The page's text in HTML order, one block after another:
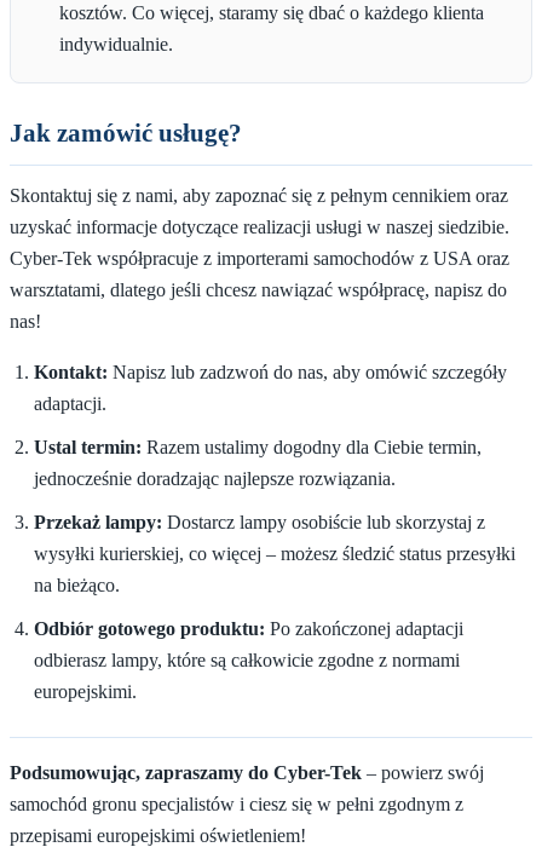
kosztów. Co więcej, staramy się dbać o każdego klienta
indywidualnie.
Jak zamówić usługę?
Skontaktuj się z nami, aby zapoznać się z pełnym cennikiem oraz
uzyskać informacje dotyczące realizacji usługi w naszej siedzibie.
Cyber-Tek współpracuje z importerami samochodów z USA oraz
warsztatami, dlatego jeśli chcesz nawiązać współpracę, napisz do
nas!
Kontakt: Napisz lub zadzwoń do nas, aby omówić szczegóły
adaptacji.
Ustal termin: Razem ustalimy dogodny dla Ciebie termin,
jednocześnie doradzając najlepsze rozwiązania.
Przekaż lampy: Dostarcz lampy osobiście lub skorzystaj z
wysyłki kurierskiej, co więcej – możesz śledzić status przesyłki
na bieżąco.
Odbiór gotowego produktu: Po zakończonej adaptacji
odbierasz lampy, które są całkowicie zgodne z normami
europejskimi.
Podsumowując, zapraszamy do Cyber-Tek – powierz swój
samochód gronu specjalistów i ciesz się w pełni zgodnym z
przepisami europejskimi oświetleniem!